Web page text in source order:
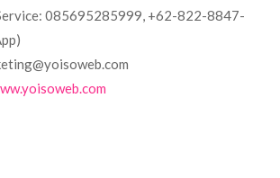
085695285999, +62-822-8847-